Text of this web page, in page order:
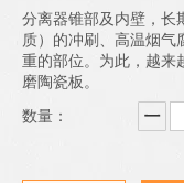
分离器锥部及内壁，长
质）的冲刷、高温烟气
重的部位。为此，越来
磨陶瓷板。
数量：